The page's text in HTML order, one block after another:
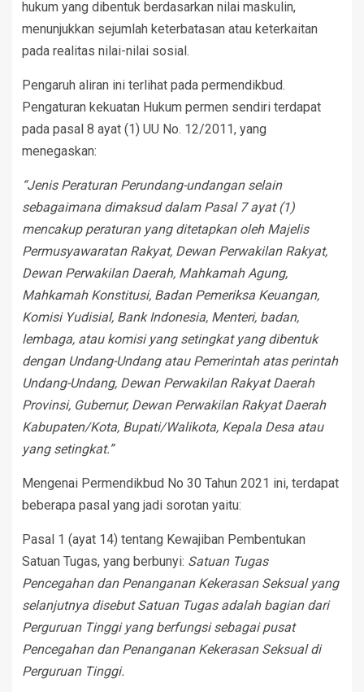
hukum yang dibentuk berdasarkan nilai maskulin,
menunjukkan sejumlah keterbatasan atau keterkaitan
pada realitas nilai-nilai sosial.
Pengaruh aliran ini terlihat pada permendikbud.
Pengaturan kekuatan Hukum permen sendiri terdapat
pada pasal 8 ayat (1) UU No. 12/2011, yang
menegaskan:
“Jenis Peraturan Perundang-undangan selain
sebagaimana dimaksud dalam Pasal 7 ayat (1)
mencakup peraturan yang ditetapkan oleh Majelis
Permusyawaratan Rakyat, Dewan Perwakilan Rakyat,
Dewan Perwakilan Daerah, Mahkamah Agung,
Mahkamah Konstitusi, Badan Pemeriksa Keuangan,
Komisi Yudisial, Bank Indonesia, Menteri, badan,
lembaga, atau komisi yang setingkat yang dibentuk
dengan Undang-Undang atau Pemerintah atas perintah
Undang-Undang, Dewan Perwakilan Rakyat Daerah
Provinsi, Gubernur, Dewan Perwakilan Rakyat Daerah
Kabupaten/Kota, Bupati/Walikota, Kepala Desa atau
yang setingkat.”
Mengenai Permendikbud No 30 Tahun 2021 ini, terdapat
beberapa pasal yang jadi sorotan yaitu:
Pasal 1 (ayat 14) tentang Kewajiban Pembentukan
Satuan Tugas, yang berbunyi: Satuan Tugas
Pencegahan dan Penanganan Kekerasan Seksual yang
selanjutnya disebut Satuan Tugas adalah bagian dari
Perguruan Tinggi yang berfungsi sebagai pusat
Pencegahan dan Penanganan Kekerasan Seksual di
Perguruan Tinggi.